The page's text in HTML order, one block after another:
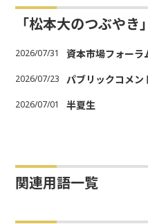
「松本大のつぶや
2026/07/31 資本市場フォーラ
2026/07/23 パブリックコメン
2026/07/01 半夏生
関連用語一覧